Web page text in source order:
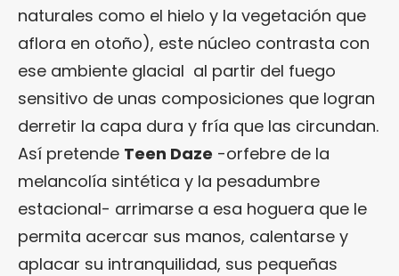
naturales como el hielo y la vegetación que
aflora en otoño), este núcleo contrasta con
ese ambiente glacial al partir del fuego
sensitivo de unas composiciones que logran
derretir la capa dura y fría que las circundan.
Así pretende Teen Daze -orfebre de la
melancolía sintética y la pesadumbre
estacional- arrimarse a esa hoguera que le
permita acercar sus manos, calentarse y
aplacar su intranquilidad, sus pequeñas